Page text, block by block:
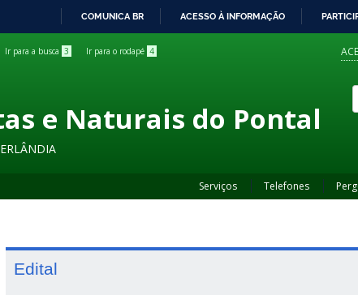
COMUNICA BR ACESSO À INFORMAÇÃO
Ir para a busca 3 Ir para o rodapé 4
e Naturais do Pontal
Serviços Telefones
Edital